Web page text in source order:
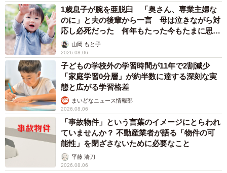
1歳息子が腕を亜脱臼 「奥さん、専業主婦な
のに」と夫の後輩から一言 母は泣きながら対
応し必死だった 何年もたった今もたまに思い
出し…山岡 もと子
2026.08.06
子どもの学校外の学習時間が11年で2割減少
「家庭学習0分層」が約半数に達する深刻な実
態と広がる学習格差
まいどなニュース情報部
2026.08.06
「事故物件」という言葉のイメージにとらわれ
ていませんか？ 不動産業者が語る「物件の可
能性」を閉ざさないために必要なこと
平藤 清刀
2026.08.06